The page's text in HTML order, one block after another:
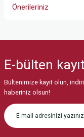
Önerileriniz
Görüş ve önerileriniz için
Ürün resmi kalitesiz,
Ürün
Ürün bilgilerinde
E-bülten kayıt
Bültenimize kayıt olun,
haberiniz olsun!